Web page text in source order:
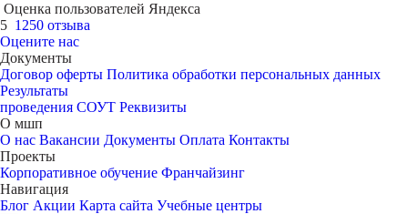
Оценка пользователей Яндекса
5 1250 отзыва
Оцените нас
Документы
Договор оферты Политика обработки персональных данных
Результаты
проведения СОУТ Реквизиты
О мшп
О нас Вакансии Документы Оплата Контакты
Проекты
Корпоративное обучение Франчайзинг
Навигация
Блог Акции Карта сайта Учебные центры